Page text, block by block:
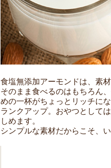
食塩無添加アーモンドは、素
そのまま食べるのはもちろん
めの一杯がちょっとリッチに
ランクアップ。おやつとして
しめます。
シンプルな素材だからこそ、